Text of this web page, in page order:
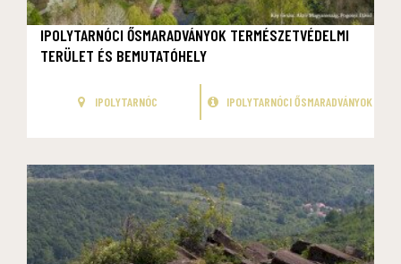
IPOLYTARNÓCI ŐSMARADVÁNYOK TERMÉSZETVÉDELMI
TERÜLET ÉS BEMUTATÓHELY
IPOLYTARNÓC IPOLYTARNÓCI ŐSMARADVÁNYOK